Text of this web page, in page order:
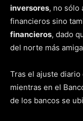
inversores, no sólo
financieros sino
financieros, dado
del norte más
Tras el ajuste
mientras en el
de los bancos se